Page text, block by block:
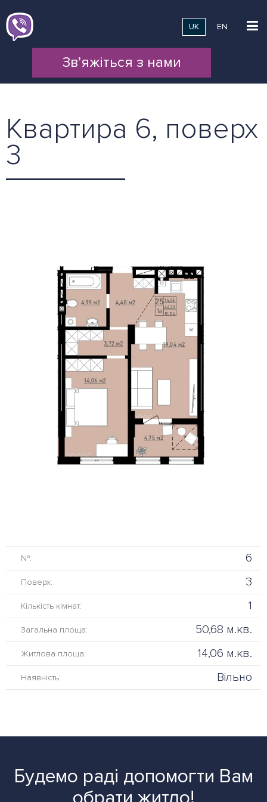
UK EN
Зв’яжіться з нами
Квартира 6, поверх
3
№: 6
Поверх: 3
Кількість кімнат: 1
Загальна площа: 50,68 м.кв.
Житлова площа: 14,06 м.кв.
Наявність: Вільно
Будемо раді допомогти Вам